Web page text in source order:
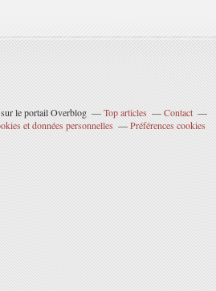
sur le portail Overblog Top articles
Contact
et données personnelles Préférences cookies